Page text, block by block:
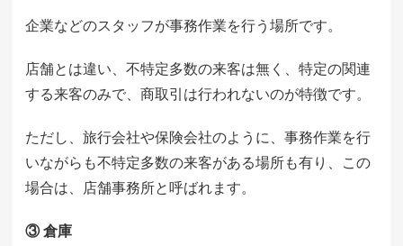
企業などのスタッフが事務作業を行う場所です。
店舗とは違い、不特定多数の来客は無く、特定の関連
する来客のみで、商取引は行われないのが特徴です。
ただし、旅行会社や保険会社のように、事務作業を行
いながらも不特定多数の来客がある場所も有り、この
場合は、店舗事務所と呼ばれます。
③ 倉庫